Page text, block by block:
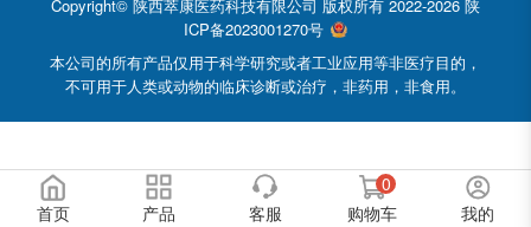
Copyright© 陕西萃康医药科技有限公司 版权所有 2022-2026 陕
ICP备2023001270号
本公司的所有产品仅用于科学研究或者工业应用等非医疗目的，
不可用于人类或动物的临床诊断或治疗，非药用，非食用。
首页 产品 客服
0
购物车
我的